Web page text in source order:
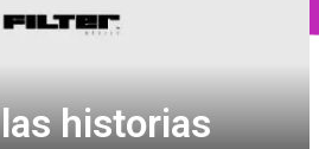
historias